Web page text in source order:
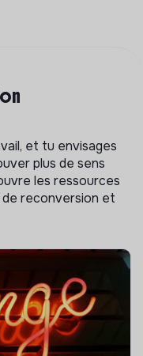
et tu envisages
plus de sens
les ressources
reconversion et